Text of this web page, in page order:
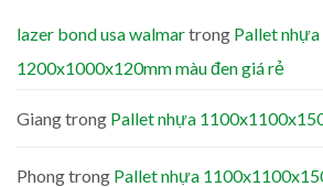
lazer bond usa walmartrong Pallet nhựa
1200x1000x120mm màu đen giá rẻ
Giangtrong Pallet nhựa
Phongtrong Pallet nhựa